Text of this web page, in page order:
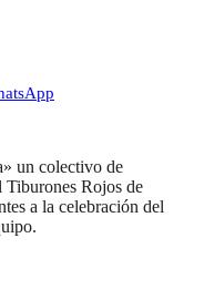
un colectivo de
Rojos de
a la celebración del